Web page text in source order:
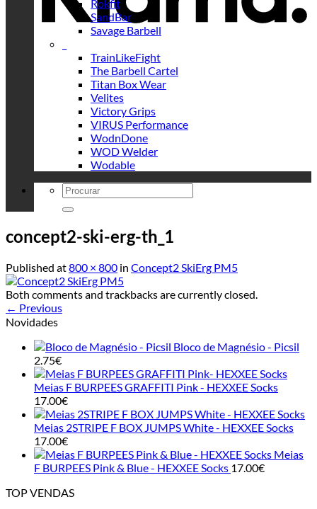
Rokfit
SandBar
Savage Barbell
TrainLikeFight
The Barbell Cartel
Titan Box Wear
Velites
Victory Grips
VIRUS Performance
WodnDone
WOD Welder
Wodable
Search
for:
concept2-ski-erg-th_1
Published at800 × 800 in Concept2 SkiErg PM5
Both comments and trackbacks are currently closed.
← Previous
Novidades
Bloco de Magnésio - Picsil
2.75€
Meias F BURPEES GRAFFITI Pink - HEXXEE Socks
17.00€
Meias 2STRIPE F BOX JUMPS White - HEXXEE Socks
17.00€
Meias
F BURPEES Pink & Blue - HEXXEE Socks 17.00€
TOP VENDAS